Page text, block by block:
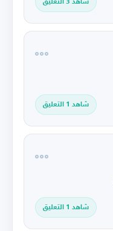
شاهد 3 التعليق
شاهد 1 التعليق
شاهد 1 التعليق